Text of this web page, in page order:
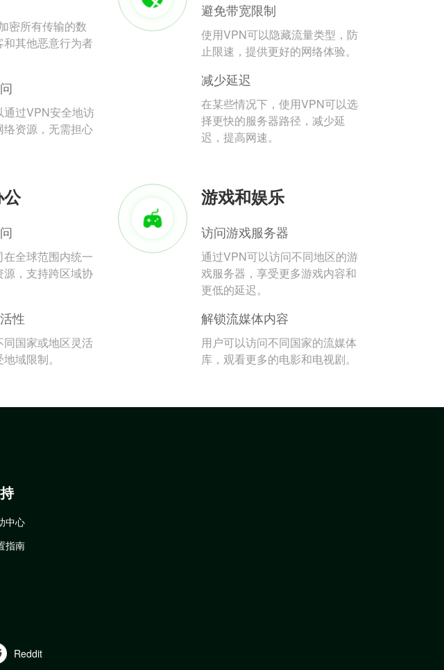
密所有传输的数
和其他恶意行为者
通过VPN安全地访
络资源，无需担心
避免带宽限制
使用VPN可以隐藏流量类型，防
止限速，提供更好的网络体验。
减少延迟
在某些情况下，使用VPN可以选
择更快的服务器路径，减少延
迟，提高网速。
在全球范围内统一
源，支持跨区域协
性
同国家或地区灵活
域限制。
游戏和娱乐
访问游戏服务器
通过VPN可以访问不同地区的游
戏服务器，享受更多游戏内容和
更低的延迟。
解锁流媒体内容
用户可以访问不同国家的流媒体
库，观看更多的电影和电视剧。
中心
指南
Reddit